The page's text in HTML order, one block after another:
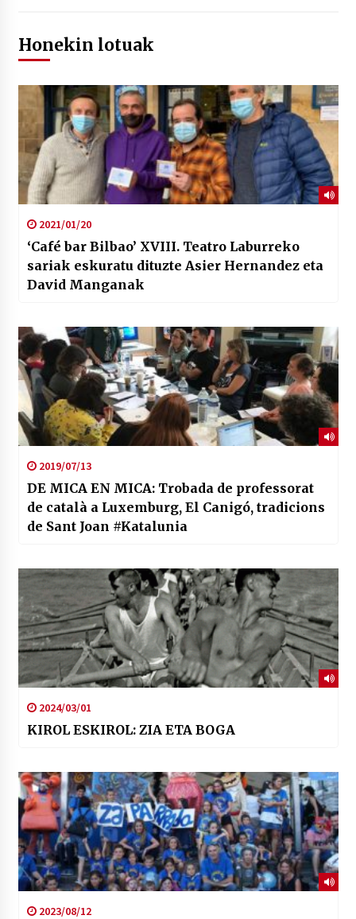
Honekin lotuak
2021/01/20
‘Café bar Bilbao’ XVIII. Teatro Laburreko
sariak eskuratu dituzte Asier Hernandez eta
David Manganak
2019/07/13
DE MICA EN MICA: Trobada de professorat
de català a Luxemburg, El Canigó, tradicions
de Sant Joan #Katalunia
2024/03/01
KIROL ESKIROL: ZIA ETA BOGA
2023/08/12